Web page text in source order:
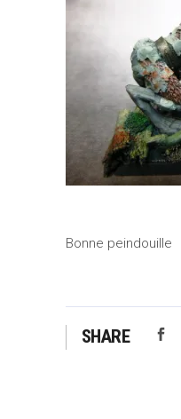
Bonne peindouille
SHARE